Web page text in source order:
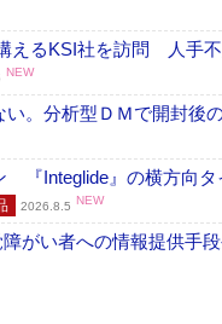
えるKSI社を訪問 人手
NEW
い。分析型ＤＭで開封
Integlide』の横方向タ
2026.8.5 NEW
い者への情報提供手